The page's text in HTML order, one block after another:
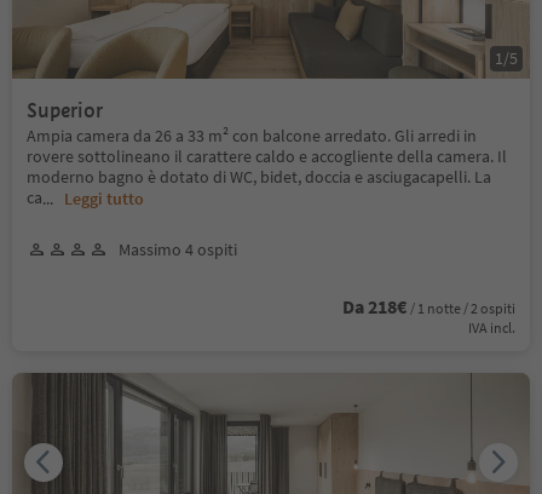
Superior
Ampia camera da 26 a 33 m² con balcone arredato. Gli arredi in
rovere sottolineano il carattere caldo e accogliente della camera. Il
moderno bagno è dotato di WC, bidet, doccia e asciugacapelli. La
ca... Leggi tutto
Massimo 4 ospiti
Da 218€ / 1 notte / 2 ospiti
IVA incl.
1 /5